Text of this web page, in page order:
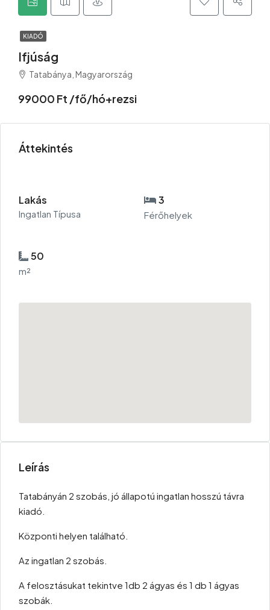
KIADÓ
Ifjúság
Tatabánya, Magyarország
99000 Ft /fő/hó+rezsi
Áttekintés
Lakás
Ingatlan Típusa
3
Férőhelyek
50
m²
Leírás
Tatabányán 2 szobás, jó állapotú ingatlan hosszú távra
kiadó.
Központi helyen található.
Az ingatlan 2 szobás.
A felosztásukat tekintve 1db 2 ágyas és 1 db 1 ágyas
szobák.